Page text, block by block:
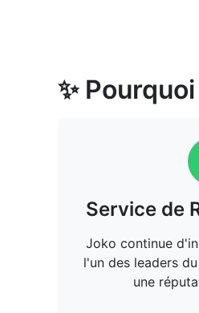
✨
Service de
Joko continue
l'un des leaders
une